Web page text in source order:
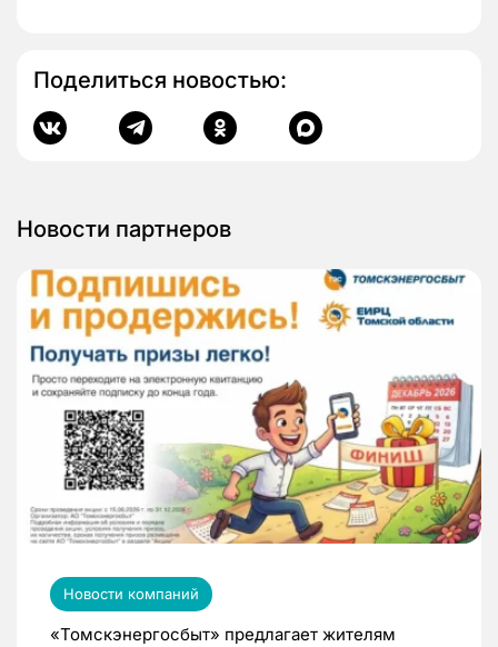
Поделиться новостью:
Новости партнеров
Новости компаний
«Томскэнергосбыт» предлагает жителям